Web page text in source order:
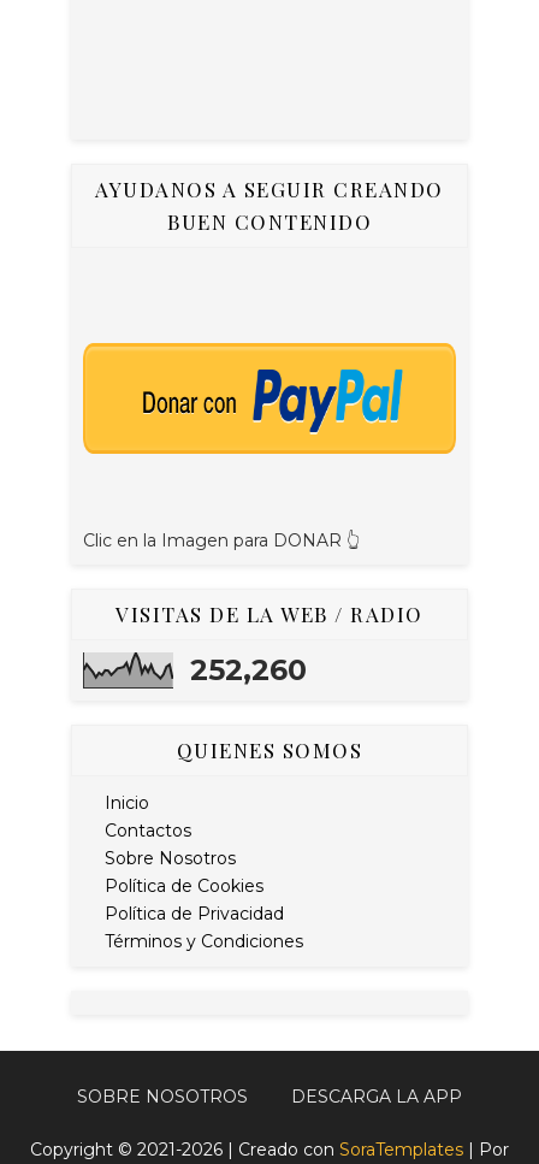
AYUDANOS A SEGUIR CREANDO
BUEN CONTENIDO
Clic en la Imagen para DONAR 👆
VISITAS DE LA WEB / RADIO
252,260
QUIENES SOMOS
Inicio
Contactos
Sobre Nosotros
Política de Cookies
Política de Privacidad
Términos y Condiciones
SOBRE NOSOTROS DESCARGA LA APP
Copyright © 2021-2026 | Creado con SoraTemplates | Por